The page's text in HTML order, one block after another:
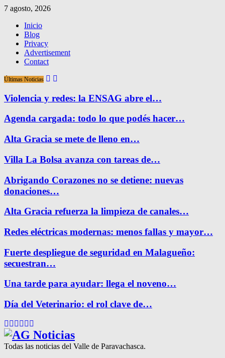
7 agosto, 2026
Inicio
Blog
Privacy
Advertisement
Contact
Últimas Noticias
Violencia y redes: la ENSAG abre el…
Agenda cargada: todo lo que podés hacer…
Alta Gracia se mete de lleno en…
Villa La Bolsa avanza con tareas de…
Abrigando Corazones no se detiene: nuevas
donaciones…
Alta Gracia refuerza la limpieza de canales…
Redes eléctricas modernas: menos fallas y mayor…
Fuerte despliegue de seguridad en Malagueño:
secuestran…
Una tarde para ayudar: llega el noveno…
Día del Veterinario: el rol clave de…
Facebook
Twitter
Instagram
Pinterest
Google
Todas las noticias del Valle de Paravachasca.